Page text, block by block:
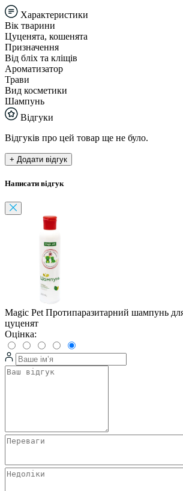
Характеристики
Вік тварини
Цуценята, кошенята
Призначення
Від бліх та кліщів
Ароматизатор
Трави
Вид косметики
Шампунь
Відгуки
Відгуків про цей товар ще не було.
+ Додати відгук
Написати відгук
Magic Pet Протипаразитарний шампунь
цуценят
Оцінка: